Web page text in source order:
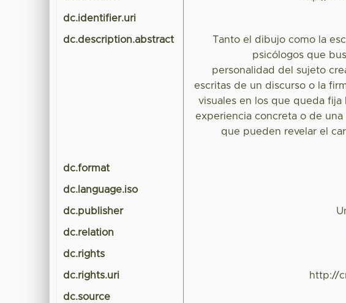
dc.identifier.uri
dc.description.abstract
Tanto el dibujo como la
psicólogos que
personalidad del sujeto
escritas de un discurso o la
visuales en los que queda
experiencia concreta o de
que pueden revelar el
dc.format
dc.language.iso
dc.publisher
dc.relation
dc.rights
dc.rights.uri http://
dc.source